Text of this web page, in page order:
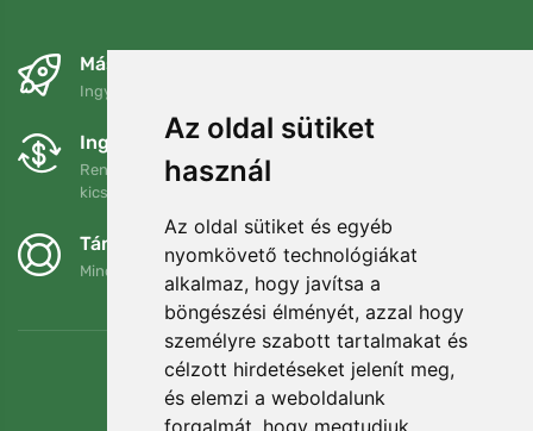
Az oldal sütiket
használ
Az oldal sütiket és egyéb
nyomkövető technológiákat
alkalmaz, hogy javítsa a
böngészési élményét, azzal hogy
személyre szabott tartalmakat és
célzott hirdetéseket jelenít meg,
és elemzi a weboldalunk
forgalmát, hogy megtudjuk
Másnapra és ingyenesen
Ingyenes szállítás a következő összeg felett: 80 EUR
Ingyenes csere és visszaküldés
Rendelését 90 napon belül bármikor visszaküldheti vagy
kicserélheti.
Támogatjuk a Trees.org-ot
Minden megrendelésért ültetünk egy fát! Bővebben